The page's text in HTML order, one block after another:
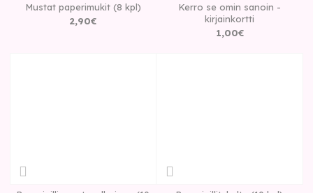
Mustat paperimukit (8 kpl)
2,90€
Kerro se omin sanoin -
kirjainkortti
1,00€